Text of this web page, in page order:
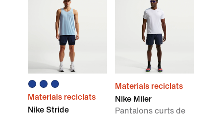
Materials reciclats
Nike Stride
Materials reciclats
Nike Miler
Pantalons curts de